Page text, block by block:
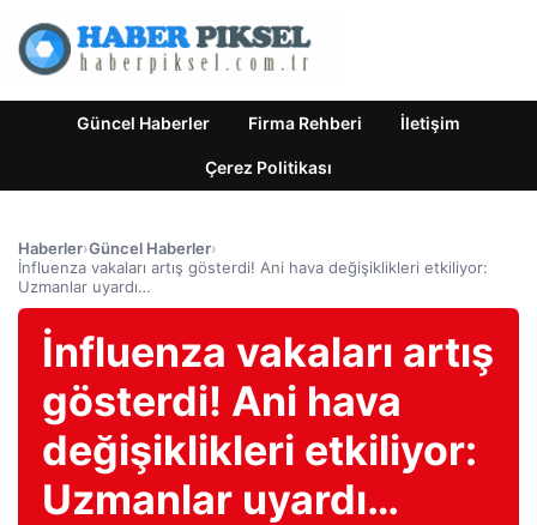
Güncel Haberler Firma Rehberi İletişim
Çerez Politikası
Haberler›Güncel Haberler›
İnfluenza vakaları artış gösterdi! Ani hava değişiklikleri etkiliyor:
Uzmanlar uyardı…
İnfluenza vakaları artış
gösterdi! Ani hava
değişiklikleri etkiliyor:
Uzmanlar uyardı…